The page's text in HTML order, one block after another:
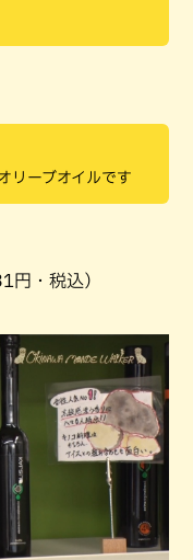
リーブオイルです
円・税込）